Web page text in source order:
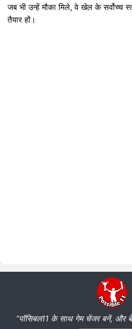
जब भी उन्हें मौका मिले, वे खेल के सर्वोच्च
तैयार हों।
“पॉसिबल11 के साथ गेम चेंजर बनें, और